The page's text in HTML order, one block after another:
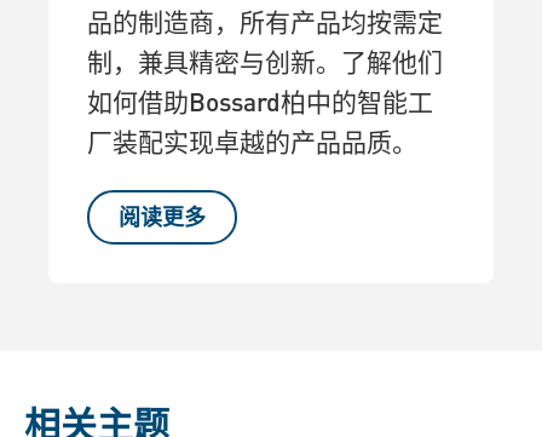
品的制造商，所有产品均按需定
制，兼具精密与创新。了解他们
如何借助Bossard柏中的智能工
厂装配实现卓越的产品品质。
阅读更多
相关主题